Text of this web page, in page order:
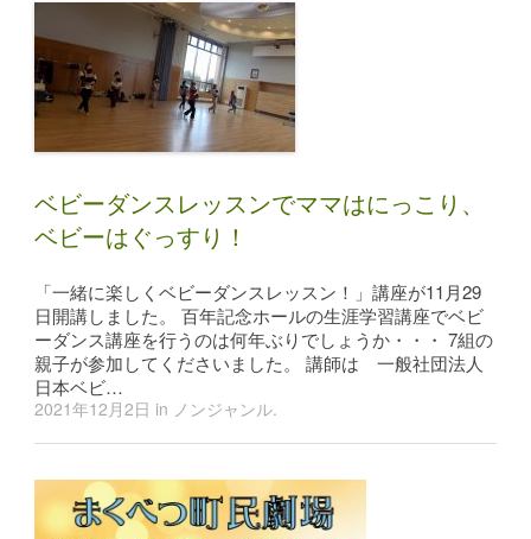
ベビーダンスレッスンでママはにっこり、
ベビーはぐっすり！
「一緒に楽しくベビーダンスレッスン！」講座が11月29
日開講しました。 百年記念ホールの生涯学習講座でベビ
ーダンス講座を行うのは何年ぶりでしょうか・・・ 7組の
親子が参加してくださいました。 講師は 一般社団法人
日本ベビ…
2021年12月2日 in ノンジャンル.